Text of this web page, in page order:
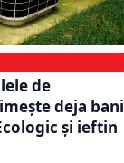
de
deja bani
și ieftin